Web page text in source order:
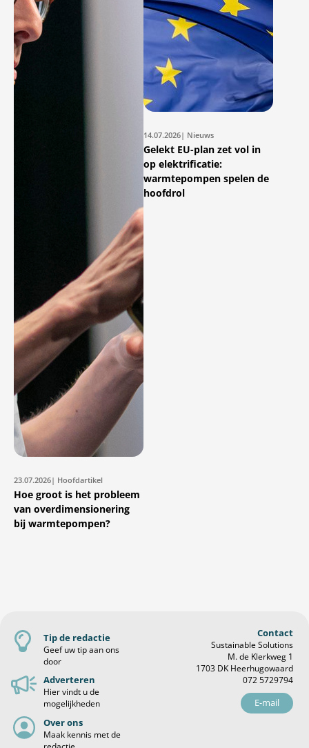
23.07.2026| Hoofdartikel
Hoe groot is het probleem
van overdimensionering
bij warmtepompen?
14.07.2026| Nieuws
Gelekt EU-plan zet vol in
op elektrificatie:
warmtepompen spelen de
hoofdrol
Tip de redactie
Geef uw tip aan ons
door
Adverteren
Hier vindt u de
mogelijkheden
Over ons
Maak kennis met de
Contact
Sustainable Solutions
M. de Klerkweg 1
1703 DK Heerhugowaard
072 5729794
E-mail